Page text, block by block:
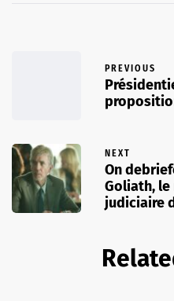
PREVIOUS
NEXT
On
Goliath,
judiciaire